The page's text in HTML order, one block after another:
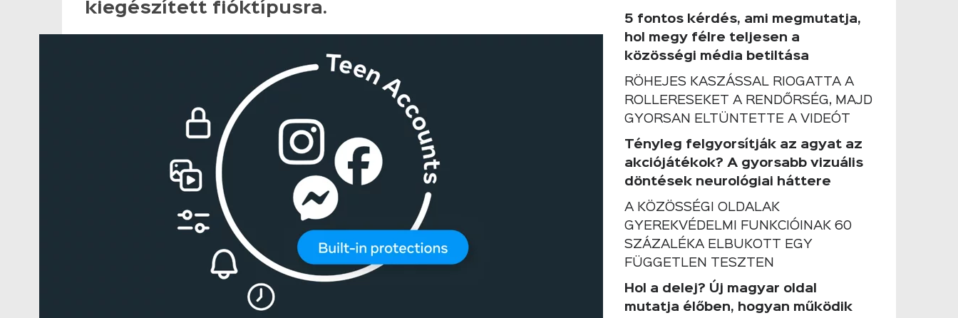
kiegészített fióktípusra.
5 fontos kérdés, ami megmutatja,
hol megy félre teljesen a
közösségi média betiltása
RÖHEJES KASZÁSSAL RIOGATTA A
ROLLERESEKET A RENDŐRSÉG, MAJD
GYORSAN ELTÜNTETTE A VIDEÓT
Tényleg felgyorsítják az agyat az
akciójátékok? A gyorsabb vizuális
döntések neurológiai háttere
A KÖZÖSSÉGI OLDALAK
GYEREKVÉDELMI FUNKCIÓINAK 60
SZÁZALÉKA ELBUKOTT EGY
FÜGGETLEN TESZTEN
Hol a delej? Új magyar oldal
mutatja élőben, hogyan működik